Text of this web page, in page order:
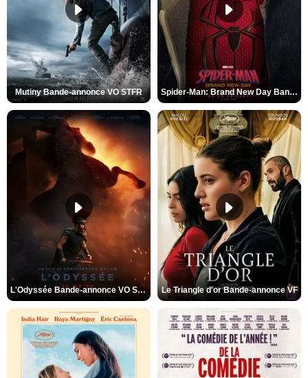
Mutiny Bande-annonce VO STFR Spider-Man: Brand New Day Bande-annonce VO STFR
L'Odyssée Bande-annonce VO STFR Le Triangle d'or Bande-annonce VF